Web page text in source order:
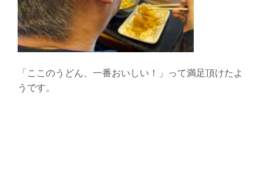
「ここのうどん、一番おいしい！」って満足頂けたよ
うです。